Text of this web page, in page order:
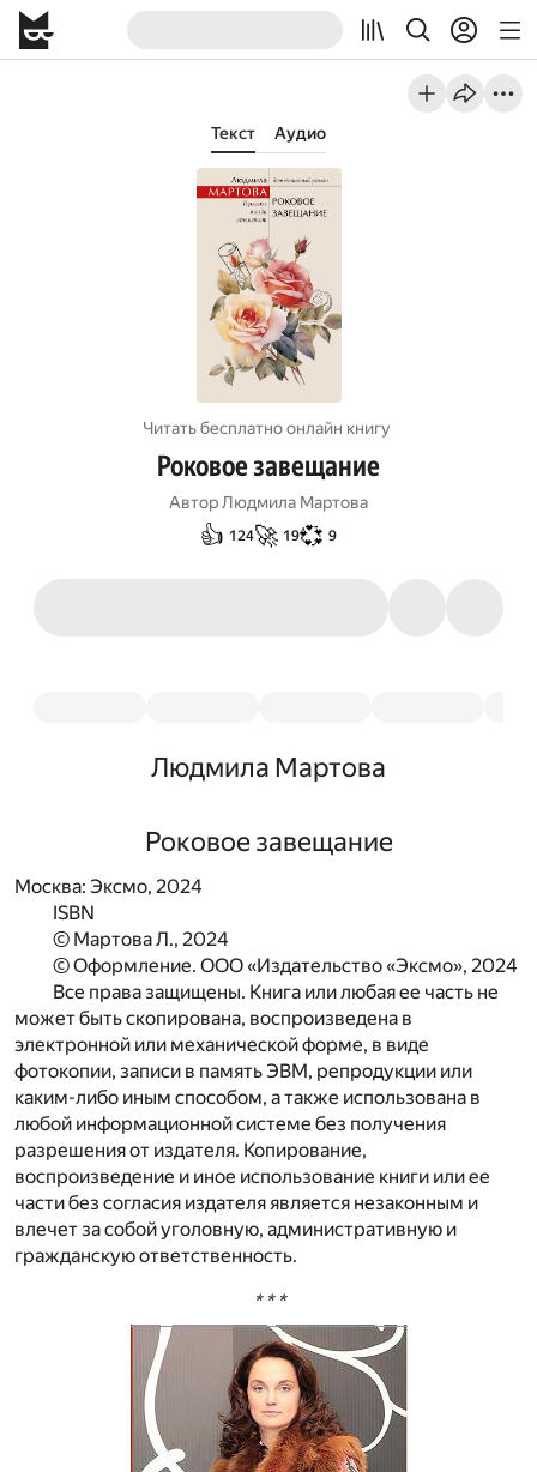
Текст Аудио
Читать бесплатно онлайн книгу
Роковое завещание
АвторЛюдмила Мартова
👍 124🚀 19💞 9
Людмила Мартова
Роковое завещание
Москва: Эксмо, 2024
ISBN
© Мартова Л., 2024
© Оформление. ООО «Издательство «Эксмо», 2024
Все права защищены. Книга или любая ее часть не
может быть скопирована, воспроизведена в
электронной или механической форме, в виде
фотокопии, записи в память ЭВМ, репродукции или
каким-либо иным способом, а также использована в
любой информационной системе без получения
разрешения от издателя. Копирование,
воспроизведение и иное использование книги или ее
части без согласия издателя является незаконным и
влечет за собой уголовную, административную и
гражданскую ответственность.
* * *